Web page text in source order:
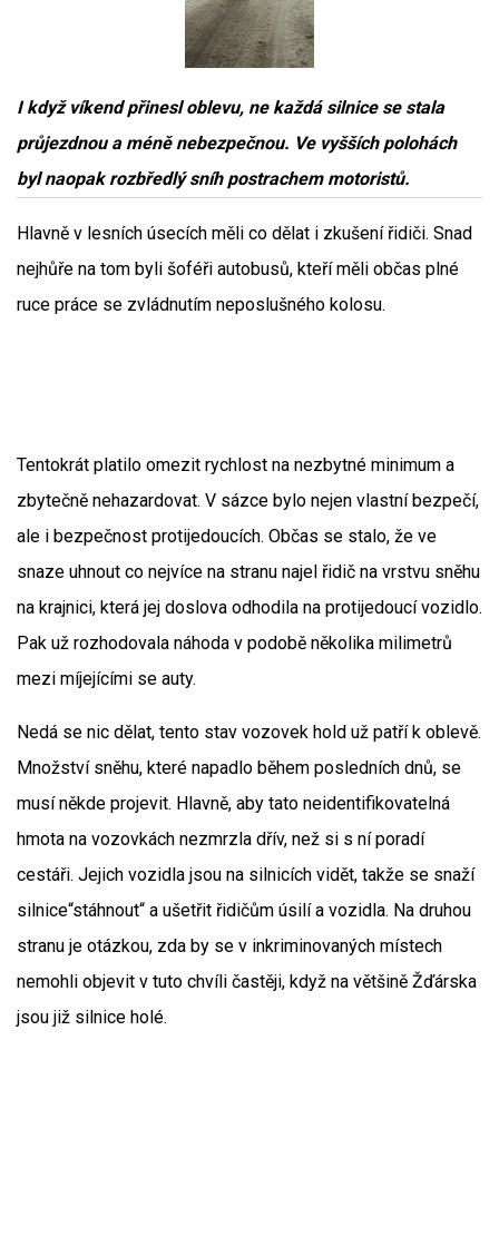
I když víkend přinesl oblevu, ne každá silnice se stala
průjezdnou a méně nebezpečnou. Ve vyšších polohách
byl naopak rozbředlý sníh postrachem motoristů.
Hlavně v lesních úsecích měli co dělat i zkušení řidiči. Snad
nejhůře na tom byli šoféři autobusů, kteří měli občas plné
ruce práce se zvládnutím neposlušného kolosu.
Tentokrát platilo omezit rychlost na nezbytné minimum a
zbytečně nehazardovat. V sázce bylo nejen vlastní bezpečí,
ale i bezpečnost protijedoucích. Občas se stalo, že ve
snaze uhnout co nejvíce na stranu najel řidič na vrstvu sněhu
na krajnici, která jej doslova odhodila na protijedoucí vozidlo.
Pak už rozhodovala náhoda v podobě několika milimetrů
mezi míjejícími se auty.
Nedá se nic dělat, tento stav vozovek hold už patří k oblevě.
Množství sněhu, které napadlo během posledních dnů, se
musí někde projevit. Hlavně, aby tato neidentifikovatelná
hmota na vozovkách nezmrzla dřív, než si s ní poradí
cestáři. Jejich vozidla jsou na silnicích vidět, takže se snaží
silnice“stáhnout“ a ušetřit řidičům úsilí a vozidla. Na druhou
stranu je otázkou, zda by se v inkriminovaných místech
nemohli objevit v tuto chvíli častěji, když na většině Žďárska
jsou již silnice holé.